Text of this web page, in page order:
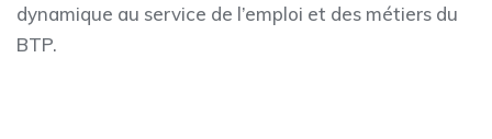
dynamique au service de l’emploi et des métiers du
BTP.